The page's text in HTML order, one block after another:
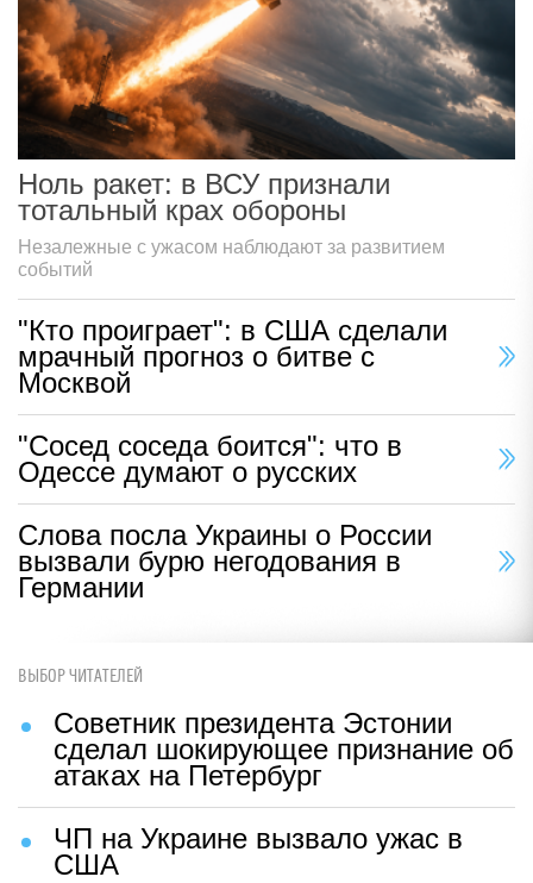
Ноль ракет: в ВСУ признали
тотальный крах обороны
Незалежные с ужасом наблюдают за развитием
событий
"Кто проиграет": в США сделали
мрачный прогноз о битве с
Москвой
"Сосед соседа боится": что в
Одессе думают о русских
Слова посла Украины о России
вызвали бурю негодования в
Германии
ВЫБОР ЧИТАТЕЛЕЙ
Советник президента Эстонии
сделал шокирующее признание об
атаках на Петербург
ЧП на Украине вызвало ужас в
США